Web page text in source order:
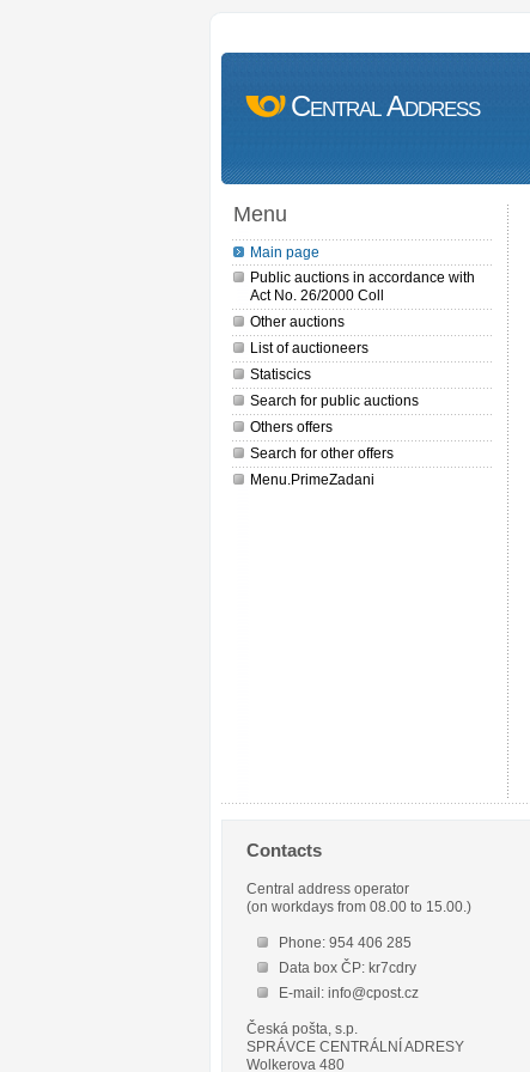
Central Address
Menu
Main page
Public auctions in accordance with
Act No. 26/2000 Coll
Other auctions
List of auctioneers
Statiscics
Search for public auctions
Others offers
Search for other offers
Menu.PrimeZadani
Contacts
Central address operator
(on workdays from 08.00 to 15.00.)
Phone: 954 406 285
Data box ČP: kr7cdry
E-mail: info@cpost.cz
Česká pošta, s.p.
SPRÁVCE CENTRÁLNÍ ADRESY
Wolkerova 480